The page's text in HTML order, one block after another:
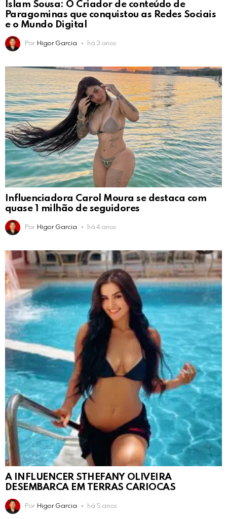
Islam Sousa: O Criador de conteúdo de
Paragominas que conquistou as Redes Sociais
e o Mundo Digital
Por Higor Garcia há 3 anos
Influenciadora Carol Moura se destaca com
quase 1 milhão de seguidores
Por Higor Garcia há 4 anos
A INFLUENCER STHEFANY OLIVEIRA
DESEMBARCA EM TERRAS CARIOCAS
Por Higor Garcia há 5 anos